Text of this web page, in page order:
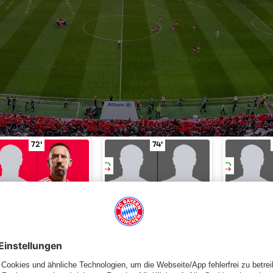
Spielminute 65'
Wechsel Olic für Ribéryin Spielminute 72'
72' Wechsel Götze für
GÖTZE
WECHSEL
74'
Tabelle Spieltag Aufstellung Statistiken News